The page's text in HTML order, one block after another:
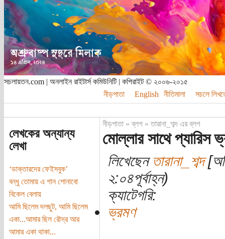
সচলায়তন.com | অনলাইন রাইটার্স কমিউনিটি | কপিরাইট © ২০০৬-২০১৫
নীড়পাতা
English নীতিমালা সচলে
লেখকের অন্যান্য
লেখা
‘ডাক্তারদের ফেইসবুক’
বন্ধু তোমায় এ গান শোনাবো
বিকেল বেলায়
আমি ছিলেম দলছুট, আমি ছিলেম
একা...আমার ছিল রৌদ্র আর
আমার একা থাকা...
নীড়পাতা»ব্লগ»তারানা_শব্দ এর ব্লগ
মোল্লার সাথে প্যারিস
লিখেছেনতারানা_শব্দ
২:০৪পূর্বাহ্ন)
ক্যাটেগরি:
ভ্রমণ